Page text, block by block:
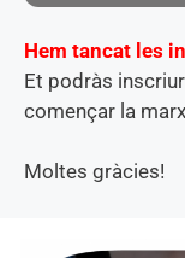
Hem tancat les
Et podràs
començar la
Moltes gràcies!